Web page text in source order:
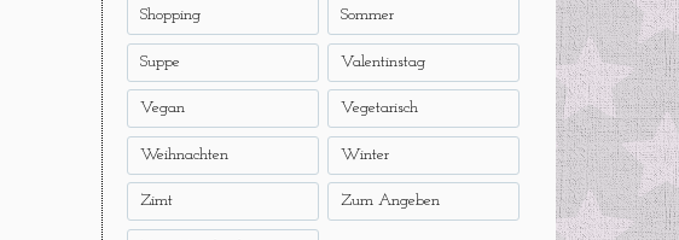
Shopping Sommer
Suppe Valentinstag
Vegan Vegetarisch
Weihnachten Winter
Zimt Zum Angeben